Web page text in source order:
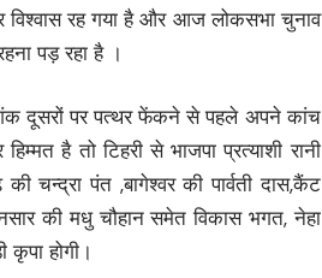
विश्वास रह गया है और आज लोकसभा चुनाव
पड़ रहा है ।
दूसरों पर पत्थर फेंकने से पहले अपने कांच
है तो टिहरी से भाजपा प्रत्याशी रानी
चन्द्रा पंत ,बागेश्वर की पार्वती दास,कैंट
की मधु चौहान समेत विकास भगत, नेहा
कृपा होगी।